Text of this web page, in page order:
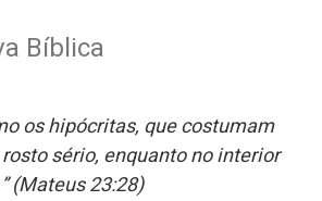
Bíblica
os hipócritas, que costumam
sério, enquanto no interior
(Mateus 23:28)